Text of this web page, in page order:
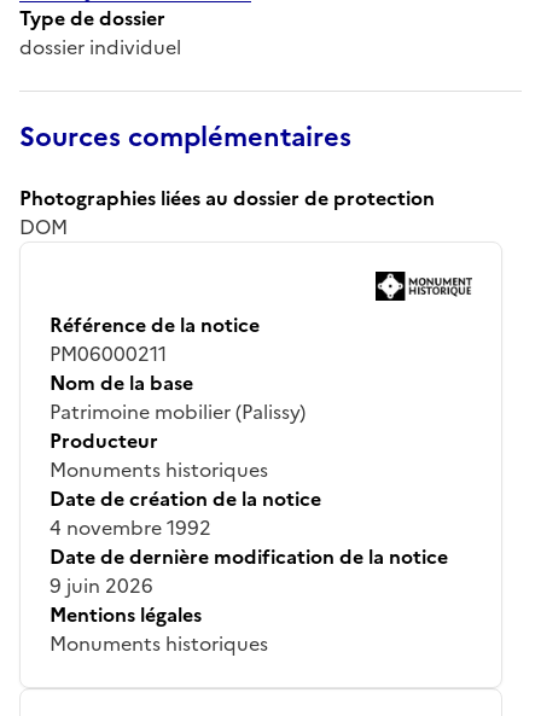
Type de dossier
dossier individuel
Sources complémentaires
Photographies liées au dossier de protection
DOM
Référence de la notice
PM06000211
Nom de la base
Patrimoine mobilier (Palissy)
Producteur
Monuments historiques
Date de création de la notice
4 novembre 1992
Date de dernière modification de la notice
9 juin 2026
Mentions légales
Monuments historiques